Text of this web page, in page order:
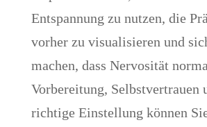
Entspannung zu nutzen, die
vorher zu visualisieren und
machen, dass Nervosität
Vorbereitung, Selbstvertrauen
richtige Einstellung können